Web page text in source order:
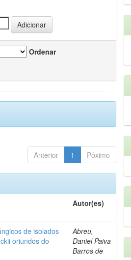
Ordenar
Anterior 1 Póximo
Autor(es)
de isolados
oriundos do
Abreu,
Daniel Paiva
Barros de